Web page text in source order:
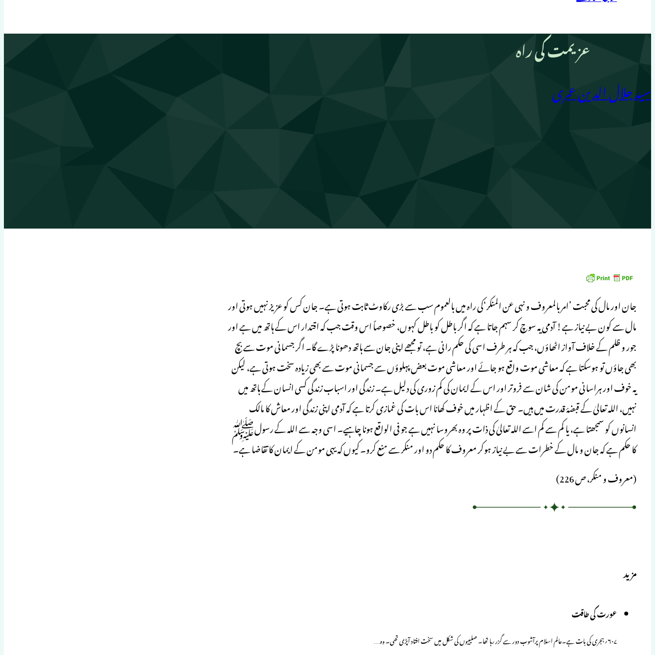
عزیمت کی راہ
سید جلال الدین عمری
جان اور مال کی محبت ’امر بالمعروف و نہی عن المنکر‘کی راہ میں بالعموم سب سے بڑی رکاوٹ ثابت ہوتی ہے۔ جان کس کو عزیز نہیں ہوتی اور
مال سے کون بے نیاز ہے! آدمی یہ سوچ کر سہم جاتا ہے کہ اگر باطل کو باطل کہوں، خصوصاً اس وقت جب کہ اقتدار اس کے ہاتھ میں ہے اور
جور و ظلم کے خلاف آواز اٹھاؤں، جب کہ ہر طرف اسی کی حکم رانی ہے، تو مجھے اپنی جان سے ہاتھ دھونا پڑے گا۔ اگر جسمانی موت سے بچ
بھی جاؤں تو ہوسکتا ہے کہ معاشی موت واقع ہو جائے اور معاشی موت بعض پہلوؤں سے جسمانی موت سے بھی زیادہ سخت ہوتی ہے، لیکن
یہ خوف اور ہراسانی مومن کی شان سے فروتر اور اس کے ایمان کی کم زوری کی دلیل ہے۔ زندگی اور اسباب زندگی کسی انسان کے ہاتھ میں
نہیں، اللہ تعالیٰ کے قبضۂ قدرت میں ہیں۔ حق کے اظہار میں خوف کھانا اس بات کی غمازی کرتا ہے کہ آدمی اپنی زندگی اور معاش کا مالک
انسانوں کو سمجھتا ہے، یا کم سے کم اسے اللہ تعالیٰ کی ذات پر وہ بھروسا نہیں ہے جو فی الواقع ہونا چاہیے۔ اسی وجہ سے اللہ کے رسولﷺ
کا حکم ہے کہ جان و مال کے خطرات سے بے نیاز ہوکر معروف کا حکم دو اور منکر سے منع کرو۔ کیوں کہ یہی مومن کے ایمان کا تقاضا ہے۔
(معروف و منکر، ص 226)
مزید
عورت کی طاقت
۶۰۷؍ہجری کی بات ہے۔عالم اسلام پرآشوب دور سے گزر رہا تھا۔ صلیبیوں کی شکل میں سخت افتاد آپڑی تھی۔ وہ…